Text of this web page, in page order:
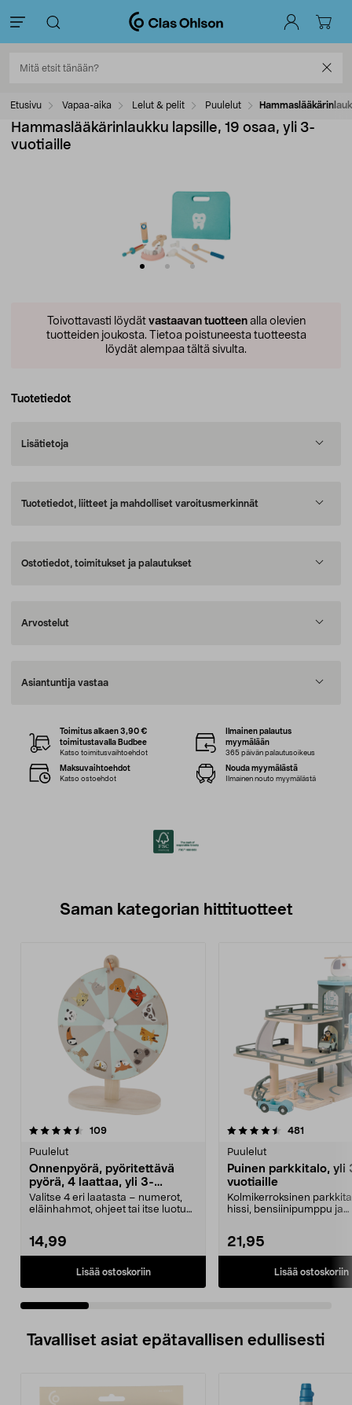
Etusivu Vapaa-aika Lelut & pelit Puulelut
Hammaslääkärinlaukku lapsille, 19 osaa, yli 3-
vuotiaille
Toivottavasti löydät vastaavan tuotteenalla olevien
tuotteiden joukosta. Tietoa poistuneesta tuotteesta
löydät alempaa tältä sivulta.
Tuotetiedot
Lisätietoja
Tuotetiedot, liitteet ja mahdolliset varoitusmerkinnät
Ostotiedot, toimitukset ja palautukset
Arvostelut
Asiantuntija vastaa
Toimitus alkaen 3,90 €
toimitustavalla Budbee
Katso toimitusvaihtoehdot
Ilmainen palautus
myymälään
365 päivän palautusoikeus
Maksuvaihtoehdot
Katso ostoehdot
Nouda myymälästä
Ilmainen nouto myymälästä
Saman kategorian hittituotteet
109arvostelut
Puulelut
Onnenpyörä, pyöritettävä
pyörä, 4 laattaa, yli 3-
vuotiaille
Valitse 4 eri laatasta – numerot,
eläinhahmot, ohjeet tai itse luotu
14,99
Lisää ostoskoriin
4.5 viidestä
481
Puulelut
Puinen parkkitalo, yli
vuotiaille
Kolmikerroksinen
hissi, bensiinipumppu ja
21,95
Lisää ostoskoriin
4.5 viidestä
Tavalliset asiat epätavallisen edullisesti